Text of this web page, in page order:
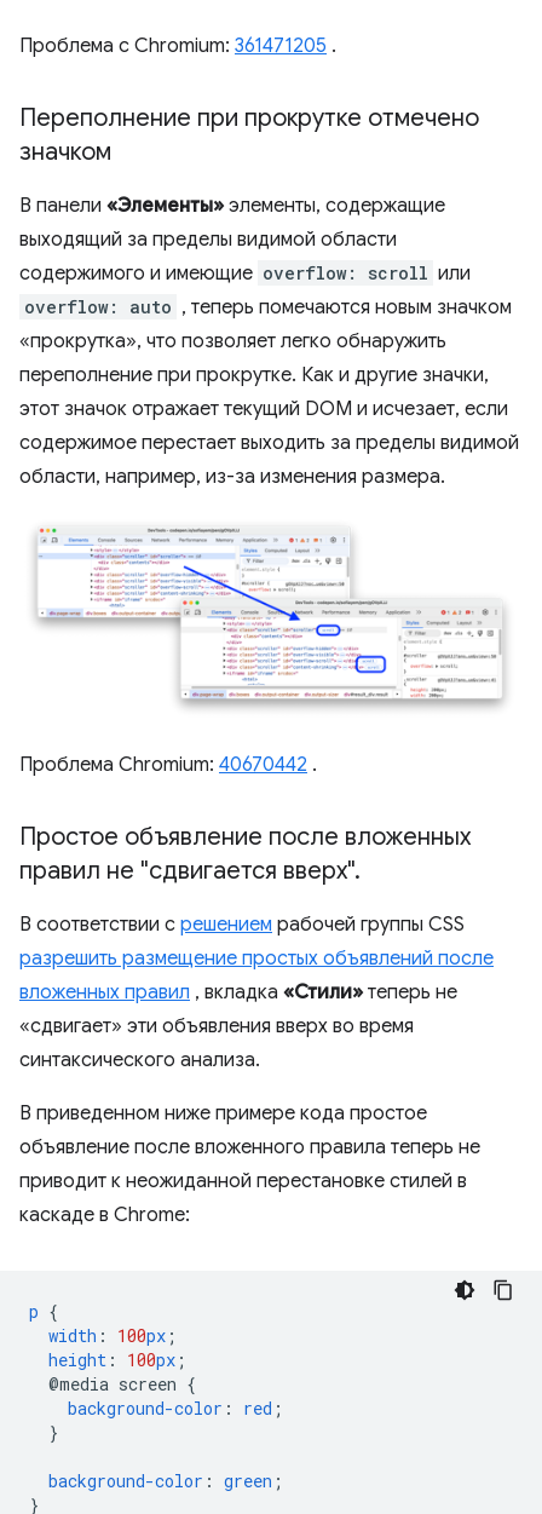
Проблема с Chromium: 361471205 .
Переполнение при прокрутке отмечено
значком
В панели «Элементы» элементы, содержащие
выходящий за пределы видимой области
содержимого и имеющие overflow: scroll или
overflow: auto , теперь помечаются новым значком
«прокрутка», что позволяет легко обнаружить
переполнение при прокрутке. Как и другие значки,
этот значок отражает текущий DOM и исчезает, если
содержимое перестает выходить за пределы видимой
области, например, из-за изменения размера.
Проблема Chromium: 40670442 .
Простое объявление после вложенных
правил не "сдвигается вверх".
В соответствии с решением рабочей группы CSS
разрешить размещение простых объявлений после
вложенных правил , вкладка «Стили» теперь не
«сдвигает» эти объявления вверх во время
синтаксического анализа.
В приведенном ниже примере кода простое
объявление после вложенного правила теперь не
приводит к неожиданной перестановке стилей в
каскаде в Chrome:
p {
width : 100px ;
height : 100px ;
@media screen {
background-color : red ;
}
background-color : green ;
}